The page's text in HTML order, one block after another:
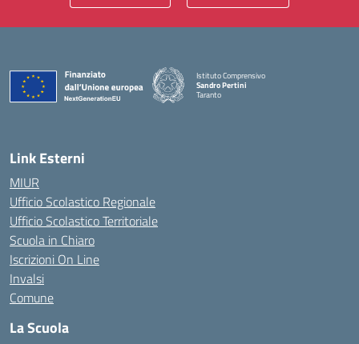
Istituto Comprensivo
Sandro Pertini
Taranto
Link Esterni
MIUR
Ufficio Scolastico Regionale
Ufficio Scolastico Territoriale
Scuola in Chiaro
Iscrizioni On Line
Invalsi
Comune
La Scuola